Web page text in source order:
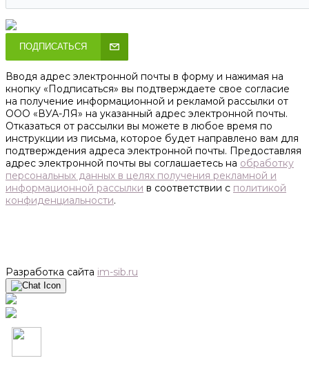
ПОДПИСАТЬСЯ
Вводя адрес электронной почты в форму и нажимая на
кнопку «Подписаться» вы подтверждаете свое согласие
на получение информационной и рекламой рассылки от
ООО «ВУА-ЛЯ» на указанный адрес электронной почты.
Отказаться от рассылки вы можете в любое время по
инструкции из письма, которое будет направлено вам для
подтверждения адреса электронной почты. Предоставляя
адрес электронной почты вы соглашаетесь на обработку
персональных данных в целях получения рекламной и
информационной рассылки в соответствии с политикой
конфиденциальности.
Разработка сайта im-sib.ru